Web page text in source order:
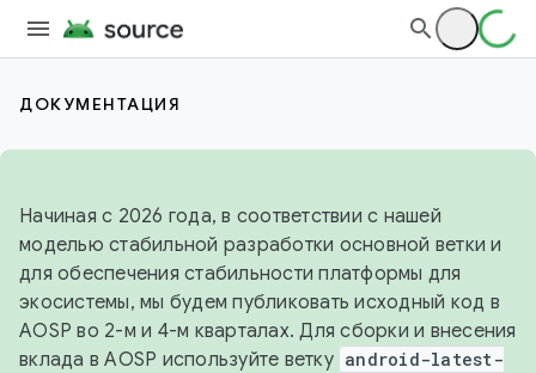
ДОКУМЕНТАЦИЯ
Начиная с 2026 года, в соответствии с нашей
моделью стабильной разработки основной ветки и
для обеспечения стабильности платформы для
экосистемы, мы будем публиковать исходный код в
AOSP во 2-м и 4-м кварталах. Для сборки и внесения
вклада в AOSP используйте ветку android-latest-